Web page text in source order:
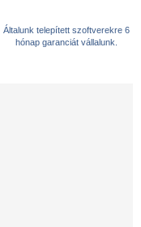
Általunk telepített szoftverekre 6
hónap garanciát vállalunk.